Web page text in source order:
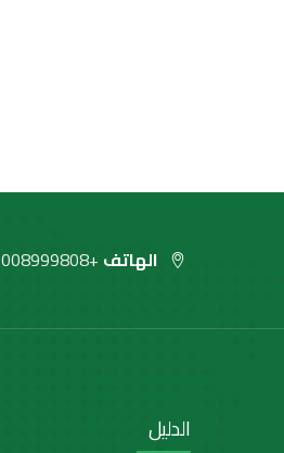
الهاتف +201008999808
الدليل